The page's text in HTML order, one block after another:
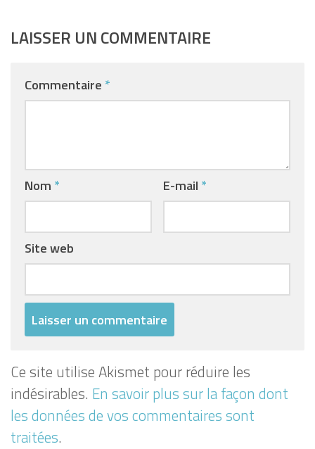
LAISSER UN COMMENTAIRE
Commentaire *
Nom * E-mail *
Site web
Ce site utilise Akismet pour réduire les
indésirables. En savoir plus sur la façon dont
les données de vos commentaires sont
traitées.